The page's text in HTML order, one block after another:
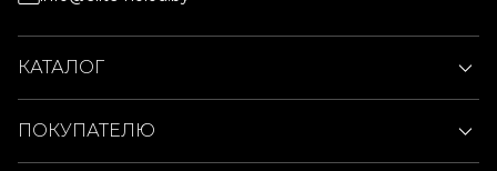
КАТАЛОГ
ПОКУПАТЕЛЮ